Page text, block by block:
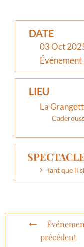
DATE
03 Oct
Événement
LIEU
La
Tant que li
précédent